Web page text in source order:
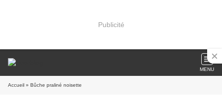
Publicité
MENU
Accueil » Bûche praliné noisette